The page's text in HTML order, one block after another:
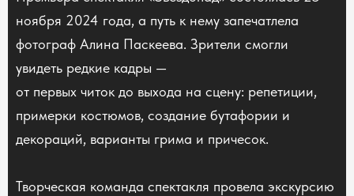
ноября 2024 года, а путь к нему запечатлела
фотограф Алина Паскеева. Зрители смогли
увидеть редкие кадры —
от первых читок до выхода на сцену: репетиции,
примерки костюмов, создание бутафории и
декораций, варианты грима и причесок.
Творческая команда спектакля провела экскурсию